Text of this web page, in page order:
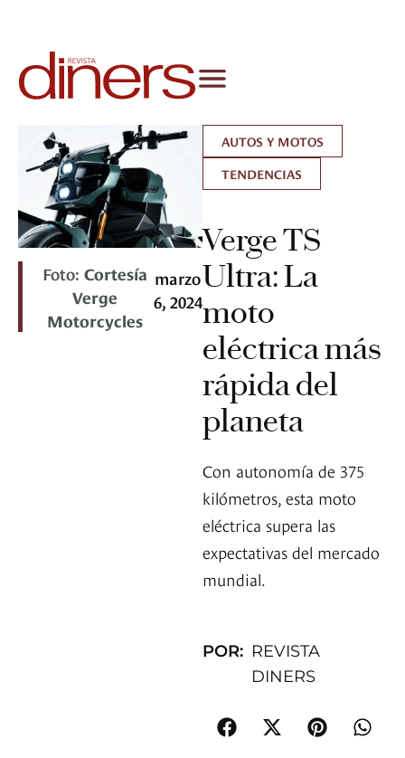
Foto: Cortesía
Verge
Motorcycles
marzo
6, 2024
AUTOS Y MOTOS
TENDENCIAS
Verge TS
Ultra: La
moto
eléctrica más
rápida del
planeta
Con autonomía de 375
kilómetros, esta moto
eléctrica supera las
expectativas del mercado
mundial.
POR: REVISTA
DINERS